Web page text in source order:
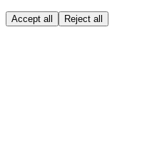
Accept all Reject all